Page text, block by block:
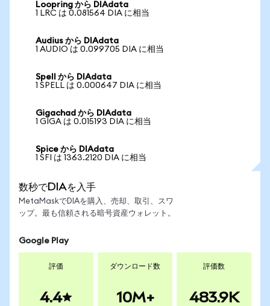
Loopring から DIAdata
1 LRC は 0.081564 DIA に相当
Audius から DIAdata
1 AUDIO は 0.099705 DIA に相当
Spell から DIAdata
1 SPELL は 0.000647 DIA に相当
Gigachad から DIAdata
1 GIGA は 0.015193 DIA に相当
Spice から DIAdata
1 SFI は 1363.2120 DIA に相当
数秒でDIAを入手
MetaMaskでDIAを購入、売却、取引、スワ
ップ。最も信頼される暗号資産ウォレット。
Google Play
評価
4.4
ダウンロード数
10M+
評価数
483.9K